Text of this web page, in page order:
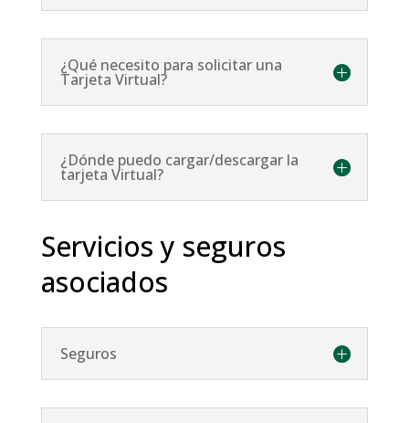
¿Qué necesito para solicitar una
Tarjeta Virtual?
¿Dónde puedo cargar/descargar la
tarjeta Virtual?
Servicios y seguros
asociados
Seguros